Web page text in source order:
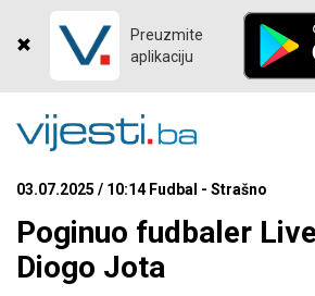
Preuzmite
aplikaciju
03.07.2025 / 10:14 Fudbal - Strašno
Poginuo fudbaler
Diogo Jota